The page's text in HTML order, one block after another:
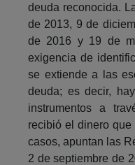
deuda reconocida.
de 2013, 9 de
de 2016 y 19 de
exigencia de
se extiende a las
deuda; es decir,
instrumentos a
recibió el dinero
casos, apuntan las
2 de septiembre de